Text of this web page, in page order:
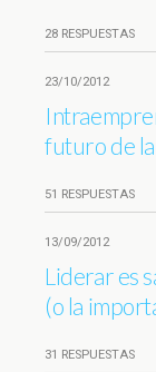
28 RESPUESTAS
23/10/2012
futuro de
51 RESPUESTAS
13/09/2012
Liderar es
(o la
31 RESPUESTAS